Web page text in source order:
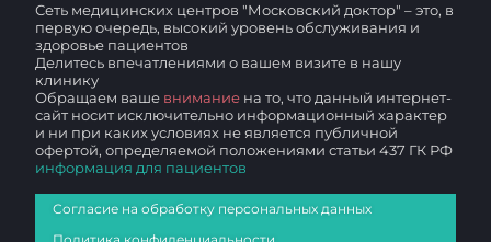
Сеть медицинских центров "Московский доктор" – это, в
первую очередь, высокий уровень обслуживания и
здоровье пациентов
Делитесь впечатлениями о вашем визите в нашу
клинику
Обращаем ваше внимание на то, что данный интернет-
сайт носит исключительно информационный характер
и ни при каких условиях не является публичной
офертой, определяемой положениями статьи 437 ГК РФ
информация для пациентов
Согласие на обработку персональных данных